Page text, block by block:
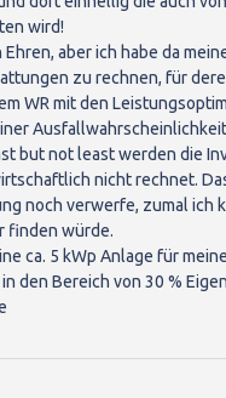
wird!
Ehren, aber ich habe da
zu rechnen, für
WR mit den
but not least werden die
nicht rechnet.
noch verwerfe, zumal ich
finden würde.
ca. 5 kWp Anlage für
den Bereich von 30 %